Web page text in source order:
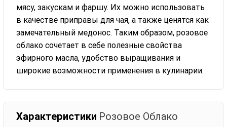
мясу, закускам и фаршу. Их можно использовать
в качестве приправы для чая, а также ценятся как
замечательный медонос. Таким образом, розовое
облако сочетает в себе полезные свойства
эфирного масла, удобство выращивания и
широкие возможности применения в кулинарии.
Характеристики Розовое Облако